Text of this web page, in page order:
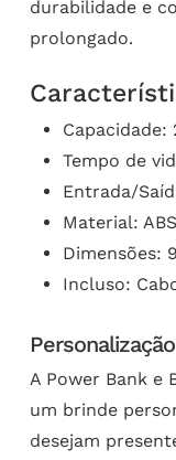
durabilidade e
prolongado.
Capacidade:
Tempo de
Entrada/
Material: ABS
Dimensões:
Incluso:
A Power Bank e
um brinde
desejam